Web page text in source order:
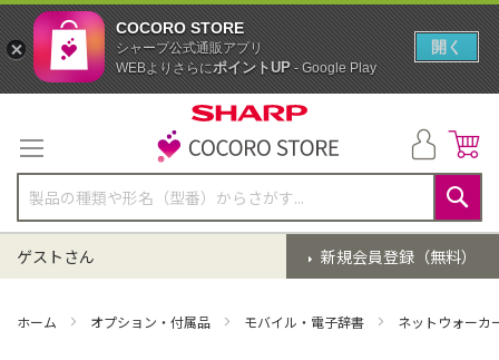
テ
ン
ツ
に
ス
キ
ッ
検
索
新規会員登録（無料）
ゲストさん
ホーム オプション・付属品 モバイル・電子辞書 ネットウォーカ
COCORO STORE
シャープ公式通販アプリ
WEBよりさらにポイントUP- Google Play
開く